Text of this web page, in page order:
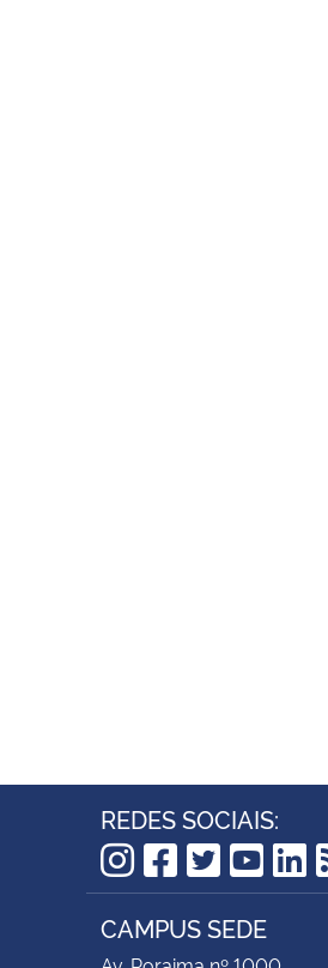
REDES SOCIAIS:
Instagram
Facebook
Twitter
CAMPUS SEDE